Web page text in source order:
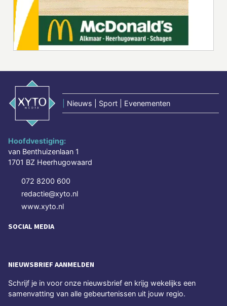
Nieuws | Sport | Evenementen
Hoofdvestiging:
van Benthuizenlaan 1
1701 BZ Heerhugowaard
072 8200 600
redactie@xyto.nl
www.xyto.nl
SOCIAL MEDIA
NIEUWSBRIEF AANMELDEN
Schrijf je in voor onze nieuwsbrief en krijg wekelijks een
samenvatting van alle gebeurtenissen uit jouw regio.